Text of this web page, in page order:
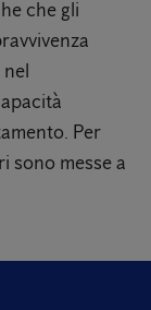
che gli
Per
sono messe a